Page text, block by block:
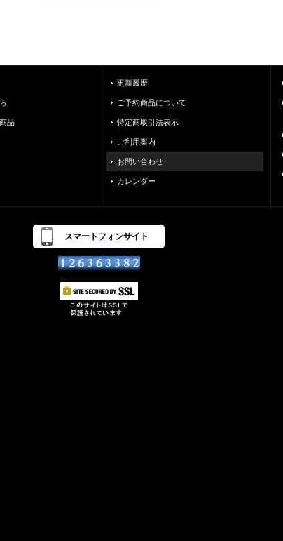
品
更新履歴
ご予約商品について
特定商取引法表示
ご利用案内
お問い合わせ
カレンダー
スマートフォンサイト